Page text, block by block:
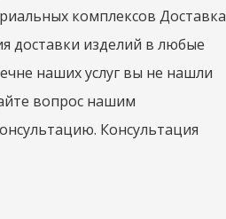
комплексов Доставка
доставки изделий в любые
наших услуг вы не нашли
вопрос нашим
Консультация